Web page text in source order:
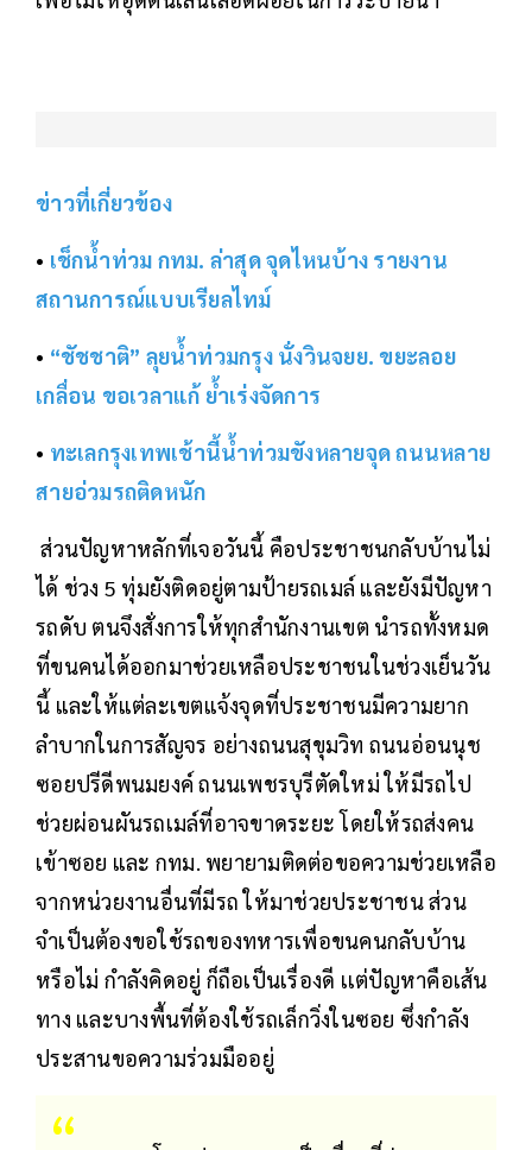
ข่าวที่เกี่ยวข้อง
• เช็กน้ำท่วม กทม. ล่าสุด จุดไหนบ้าง รายงาน
สถานการณ์แบบเรียลไทม์
• “ชัชชาติ” ลุยน้ำท่วมกรุง นั่งวินจยย. ขยะลอย
เกลื่อน ขอเวลาแก้ ย้ำเร่งจัดการ
• ทะเลกรุงเทพเช้านี้น้ำท่วมขังหลายจุด ถนนหลาย
สายอ่วมรถติดหนัก
ส่วนปัญหาหลักที่เจอวันนี้ คือประชาชนกลับบ้านไม่
ได้ ช่วง 5 ทุ่มยังติดอยู่ตามป้ายรถเมล์ และยังมีปัญหา
รถดับ ตนจึงสั่งการให้ทุกสำนักงานเขต นำรถทั้งหมด
ที่ขนคนได้ออกมาช่วยเหลือประชาชนในช่วงเย็นวัน
นี้ และให้แต่ละเขตแจ้งจุดที่ประชาชนมีความยาก
ลำบากในการสัญจร อย่างถนนสุขุมวิท ถนนอ่อนนุช
ซอยปรีดีพนมยงค์ ถนนเพชรบุรีตัดใหม่ ให้มีรถไป
ช่วยผ่อนผันรถเมล์ที่อาจขาดระยะ โดยให้รถส่งคน
เข้าซอย และ กทม. พยายามติดต่อขอความช่วยเหลือ
จากหน่วยงานอื่นที่มีรถ ให้มาช่วยประชาชน ส่วน
จำเป็นต้องขอใช้รถของทหารเพื่อขนคนกลับบ้าน
หรือไม่ กำลังคิดอยู่ ก็ถือเป็นเรื่องดี เเต่ปัญหาคือเส้น
ทาง และบางพื้นที่ต้องใช้รถเล็กวิ่งในซอย ซึ่งกำลัง
ประสานขอความร่วมมืออยู่